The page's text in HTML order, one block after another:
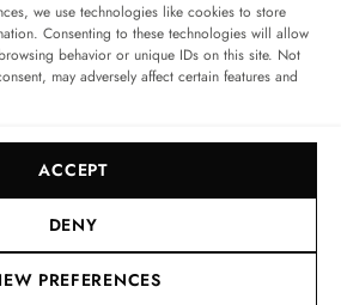
we use technologies like cookies to store
Consenting to these technologies will allow
behavior or unique IDs on this site. Not
may adversely affect certain features and
ACCEPT
DENY
PREFERENCES
NEWSLETTER
für Uhren-Connaisseurs
SUBSCRIBE